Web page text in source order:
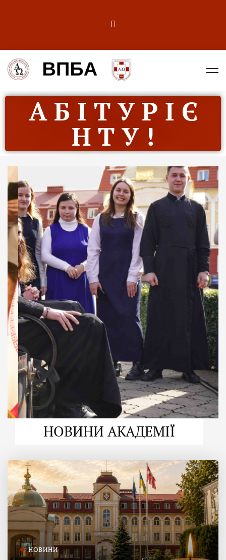
А Б І Т У Р І Є
Н Т У !
ДУХОВНО СИЛЬНІ!
ВПБА — спільнота, де
формується
покликання
Читати більше
НОВИНИ АКАДЕМІЇ
НОВИНИ